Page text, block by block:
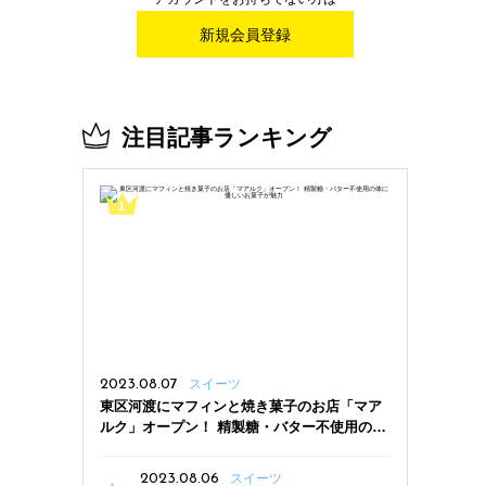
新規会員登録
注目記事ランキング
2023.08.07 スイーツ
東区河渡にマフィンと焼き菓子のお店「マア
ルク」オープン！ 精製糖・バター不使用の体
2023.08.06
スイーツ